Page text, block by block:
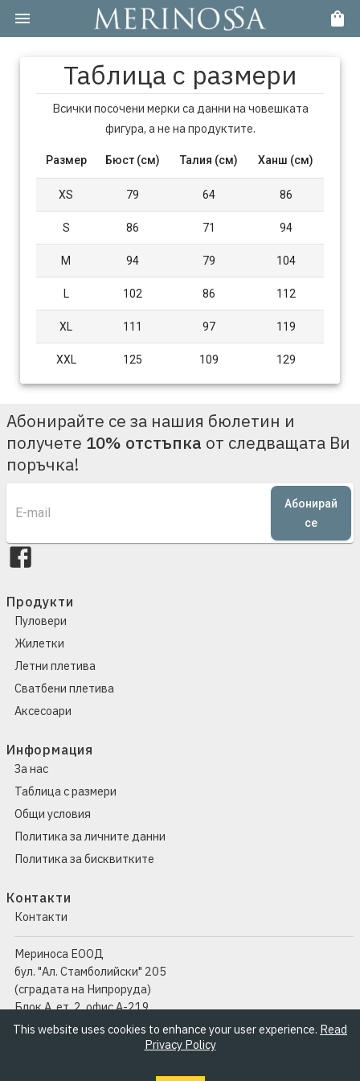
This website uses cookies to enhance your user experience. Read
Privacy Policy
Таблица с размери
Всички посочени мерки са данни на човешката
фигура, а не на продуктите.
Размер Бюст (см) Талия (см) Ханш (см)
XS 79 64 86
S 86 71 94
M 94 79 104
L 102 86 112
XL 111 97 119
XXL 125 109 129
Абонирайте се за нашия бюлетин и
получете 10% отстъпка от следващата Ви
поръчка!
Абонирай
се
Продукти
Пуловери
Жилетки
Летни плетива
Сватбени плетива
Аксесоари
Информация
За нас
Таблица с размери
Общи условия
Политика за личните данни
Политика за бисквитките
Контакти
Контакти
Мериноса ЕООД
бул. "Ал. Стамболийски" 205
(сградата на Нипроруда)
Блок А, ет. 2, офис А-219
1309 София